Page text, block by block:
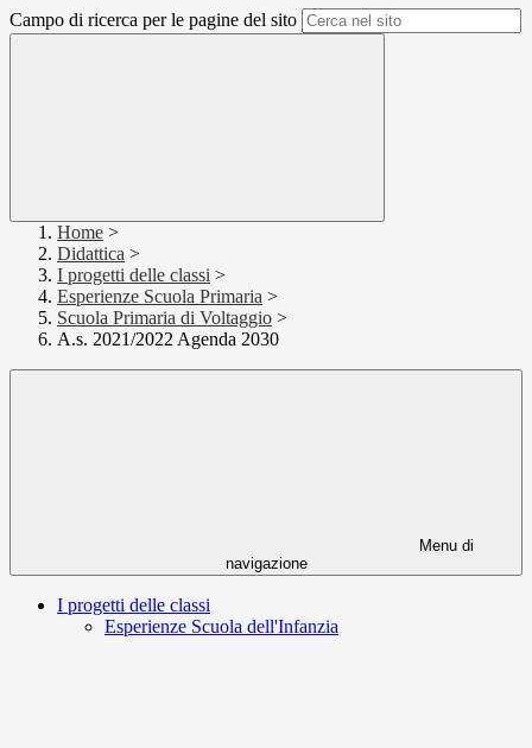
Campo di ricerca per le pagine del sito
Home >
Didattica >
I progetti delle classi >
Esperienze Scuola Primaria >
Scuola Primaria di Voltaggio >
A.s. 2021/2022 Agenda 2030
Menu di
navigazione
I progetti delle classi
Esperienze Scuola dell'Infanzia